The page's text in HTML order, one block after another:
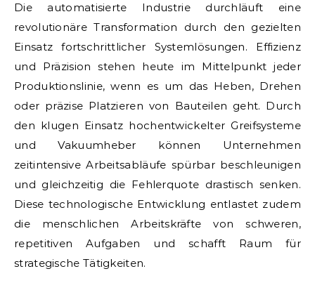
Die automatisierte Industrie durchläuft eine
revolutionäre Transformation durch den gezielten
Einsatz fortschrittlicher Systemlösungen. Effizienz
und Präzision stehen heute im Mittelpunkt jeder
Produktionslinie, wenn es um das Heben, Drehen
oder präzise Platzieren von Bauteilen geht. Durch
den klugen Einsatz hochentwickelter Greifsysteme
und Vakuumheber können Unternehmen
zeitintensive Arbeitsabläufe spürbar beschleunigen
und gleichzeitig die Fehlerquote drastisch senken.
Diese technologische Entwicklung entlastet zudem
die menschlichen Arbeitskräfte von schweren,
repetitiven Aufgaben und schafft Raum für
strategische Tätigkeiten.